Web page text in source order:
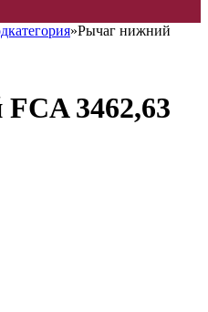
»Рычаг нижний
3462,63